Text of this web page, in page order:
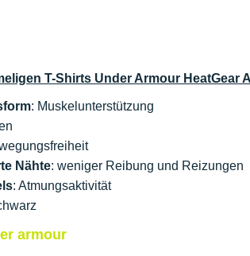
T-Shirts Under Armour HeatGear
: Muskelunterstützung
Nähte: weniger Reibung und Reizungen
: Atmungsaktivität
armour